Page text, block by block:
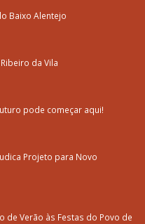
Baixo Alentejo
da Vila
pode começar aqui!
Projeto para Novo
de Verão às Festas do Povo de